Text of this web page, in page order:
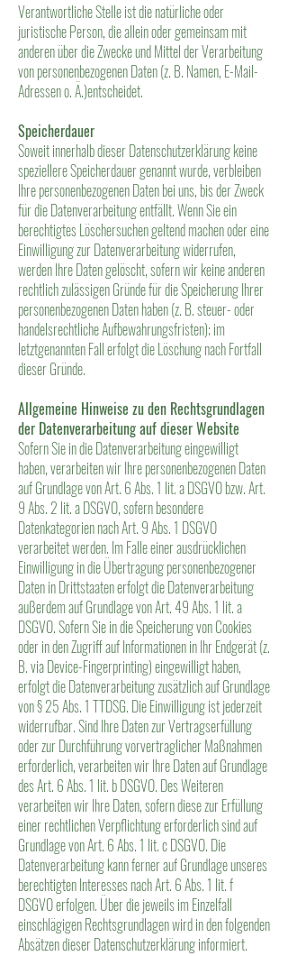
Verantwortliche Stelle ist die natürliche oder
juristische Person, die allein oder gemeinsam mit
anderen über die Zwecke und Mittel der Verarbeitung
von personenbezogenen Daten (z. B. Namen, E-Mail-
Adressen o. Ä.)entscheidet.
Speicherdauer
Soweit innerhalb dieser Datenschutzerklärung keine
speziellere Speicherdauer genannt wurde, verbleiben
Ihre personenbezogenen Daten bei uns, bis der Zweck
für die Datenverarbeitung entfällt. Wenn Sie ein
berechtigtes Löschersuchen geltend machen oder eine
Einwilligung zur Datenverarbeitung widerrufen,
werden Ihre Daten gelöscht, sofern wir keine anderen
rechtlich zulässigen Gründe für die Speicherung Ihrer
personenbezogenen Daten haben (z. B. steuer- oder
handelsrechtliche Aufbewahrungsfristen); im
letztgenannten Fall erfolgt die Löschung nach Fortfall
dieser Gründe.
Allgemeine Hinweise zu den Rechtsgrundlagen
der Datenverarbeitung auf dieser Website
Sofern Sie in die Datenverarbeitung eingewilligt
haben, verarbeiten wir Ihre personenbezogenen Daten
auf Grundlage von Art. 6 Abs. 1 lit. a DSGVO bzw. Art.
9 Abs. 2 lit. a DSGVO, sofern besondere
Datenkategorien nach Art. 9 Abs. 1 DSGVO
verarbeitet werden. Im Falle einer ausdrücklichen
Einwilligung in die Übertragung personenbezogener
Daten in Drittstaaten erfolgt die Datenverarbeitung
außerdem auf Grundlage von Art. 49 Abs. 1 lit. a
DSGVO. Sofern Sie in die Speicherung von Cookies
oder in den Zugriff auf Informationen in Ihr Endgerät (z.
B. via Device-Fingerprinting) eingewilligt haben,
erfolgt die Datenverarbeitung zusätzlich auf Grundlage
von § 25 Abs. 1 TTDSG. Die Einwilligung ist jederzeit
widerrufbar. Sind Ihre Daten zur Vertragserfüllung
oder zur Durchführung vorvertraglicher Maßnahmen
erforderlich, verarbeiten wir Ihre Daten auf Grundlage
des Art. 6 Abs. 1 lit. b DSGVO. Des Weiteren
verarbeiten wir Ihre Daten, sofern diese zur Erfüllung
einer rechtlichen Verpflichtung erforderlich sind auf
Grundlage von Art. 6 Abs. 1 lit. c DSGVO. Die
Datenverarbeitung kann ferner auf Grundlage unseres
berechtigten Interesses nach Art. 6 Abs. 1 lit. f
DSGVO erfolgen. Über die jeweils im Einzelfall
einschlägigen Rechtsgrundlagen wird in den folgenden
Absätzen dieser Datenschutzerklärung informiert.